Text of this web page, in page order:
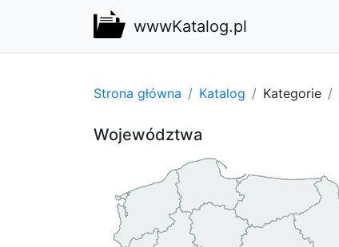
wwwKatalog.pl
Strona główna Katalog Kategorie
Województwa